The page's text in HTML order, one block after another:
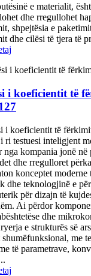
e materialit,
dhe rregullohet
shpejtësia e
dhe cilësi të tjera të
i koeficientit të
i koeficientit të
ri testuesi inteligjent
nga kompania jonë në
dhe rregulloret
konceptet moderne
dhe teknologjinë e
për dizajn të
Ai përdor
dhe
e strukturës së
me
të parametrave,